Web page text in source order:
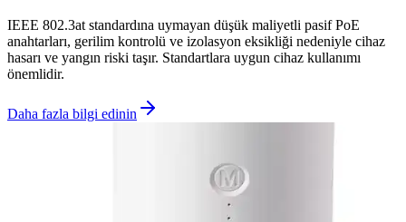
IEEE 802.3at standardına uymayan düşük maliyetli pasif PoE
anahtarları, gerilim kontrolü ve izolasyon eksikliği nedeniyle cihaz
hasarı ve yangın riski taşır. Standartlara uygun cihaz kullanımı
önemlidir.
Daha fazla bilgi edinin